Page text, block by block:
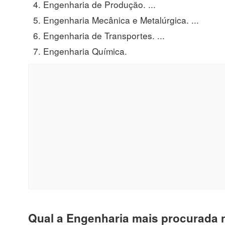
Engenharia de Produção. ...
Engenharia Mecânica e Metalúrgica. ...
Engenharia de Transportes. ...
Engenharia Química.
Qual a Engenharia mais procurada